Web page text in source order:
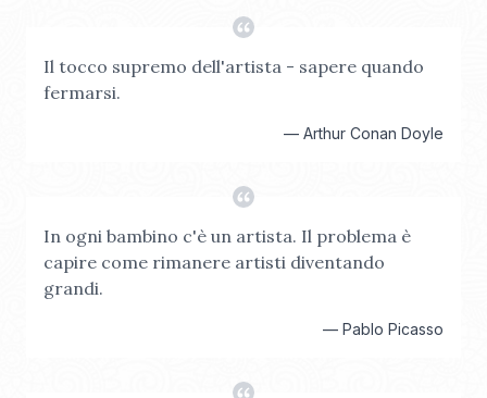
Il tocco supremo dell'artista - sapere quando
fermarsi.
— Arthur Conan Doyle
In ogni bambino c'è un artista. Il problema è
capire come rimanere artisti diventando
grandi.
— Pablo Picasso